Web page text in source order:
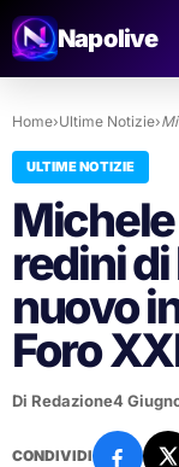
Napolive
Home›Ultime Notizie›
ULTIME NOTIZIE
redini di
nuovo
Foro
Di Redazione4
CONDIVIDI